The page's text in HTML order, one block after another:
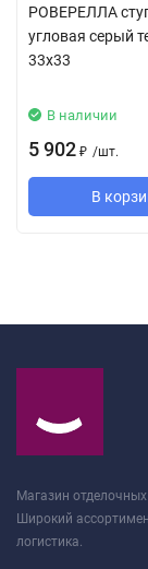
РОВЕРЕЛЛА
угловая серый
33x33
В наличии
5 902 ₽ /шт.
В
Магазин
Широкий
логистика.